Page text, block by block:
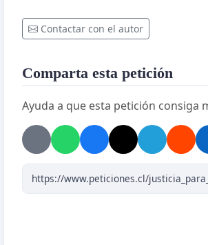
Contactar con el autor
Comparta esta petición
Ayuda a que esta petición consiga